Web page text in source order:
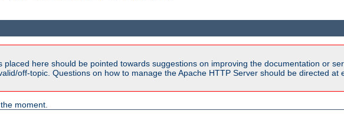
placed here should be pointed towards suggestions on improving the documentation or
off-topic. Questions on how to manage the Apache HTTP Server should be directed
moment.